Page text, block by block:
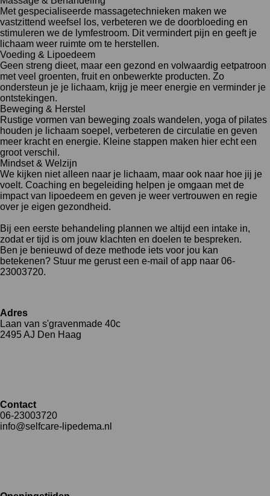
Met gespecialiseerde massagetechnieken maken we
vastzittend weefsel los, verbeteren we de doorbloeding en
stimuleren we de lymfestroom. Dit vermindert pijn en geeft je
lichaam weer ruimte om te herstellen.
Voeding & Lipoedeem
Geen streng dieet, maar een gezond en volwaardig eetpatroon
met veel groenten, fruit en onbewerkte producten. Zo
ondersteun je je lichaam, krijg je meer energie en verminder je
ontstekingen.
Beweging & Herstel
Rustige vormen van beweging zoals wandelen, yoga of pilates
houden je lichaam soepel, verbeteren de circulatie en geven
meer kracht en energie. Kleine stappen maken hier echt een
groot verschil.
Mindset & Welzijn
We kijken niet alleen naar je lichaam, maar ook naar hoe jij je
voelt. Coaching en begeleiding helpen je omgaan met de
impact van lipoedeem en geven je weer vertrouwen en regie
over je eigen gezondheid.
Bij een eerste behandeling plannen we altijd een intake in,
zodat er tijd is om jouw klachten en doelen te bespreken.
Ben je benieuwd of deze methode iets voor jou kan
betekenen? Stuur me gerust een e-mail of app naar 06-
23003720.
Adres
Laan van s'gravenmade 40c
2495 AJ Den Haag
Contact
06-23003720
info@selfcare-lipedema.nl